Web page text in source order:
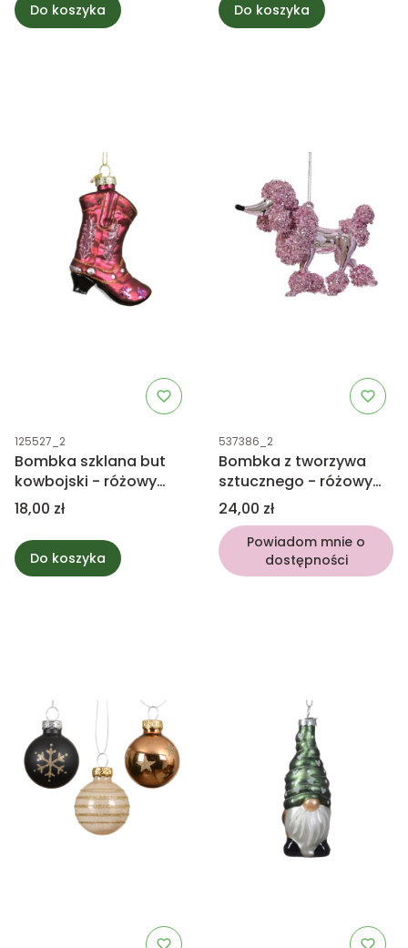
Do koszyka Do koszyka
Kod produktu
125527_2
Bombka szklana but
kowbojski - różowy
10cm
Cena
18,00 zł
Do koszyka
Kod produktu
537386_2
Bombka z tworzywa
sztucznego - różowy
pudel 12cm
Cena
24,00 zł
Powiadom mnie o
dostępności